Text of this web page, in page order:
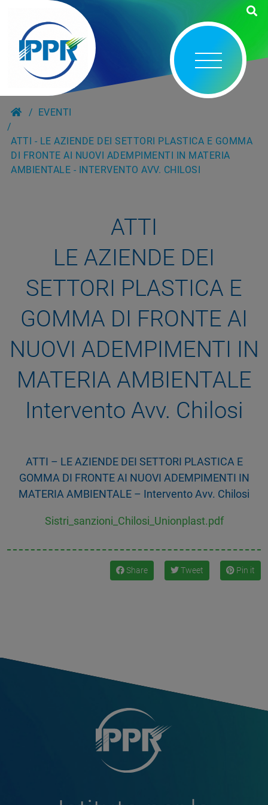
EVENTI
ATTI - LE AZIENDE DEI SETTORI PLASTICA E GOMMA
DI FRONTE AI NUOVI ADEMPIMENTI IN MATERIA
AMBIENTALE - INTERVENTO AVV. CHILOSI
ATTI
LE AZIENDE DEI
SETTORI PLASTICA E
GOMMA DI FRONTE AI
NUOVI ADEMPIMENTI IN
MATERIA AMBIENTALE
Intervento Avv. Chilosi
ATTI – LE AZIENDE DEI SETTORI PLASTICA E
GOMMA DI FRONTE AI NUOVI ADEMPIMENTI IN
MATERIA AMBIENTALE – Intervento Avv. Chilosi
Sistri_sanzioni_Chilosi_Unionplast.pdf
Share Tweet Pin it